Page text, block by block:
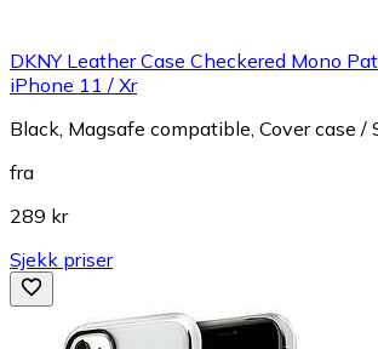
DKNY Leather Case Checkered Mono
iPhone 11 / Xr
Black, Magsafe compatible, Cover case /
fra
289 kr
Sjekk priser